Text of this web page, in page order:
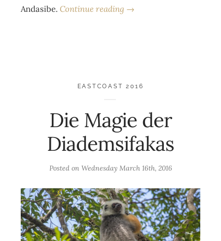
Andasibe. Continue reading →
EASTCOAST 2016
Die Magie der
Diademsifakas
Posted on Wednesday March 16th, 2016